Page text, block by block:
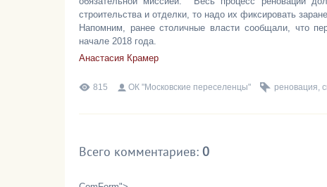
строительства и отделки, то надо их фиксировать
Напомним, ранее столичные власти сообщали, что
начале 2018 года.
Анастасия Крамер
815 ОК "Московские переселенцы" реновация,
Всего комментариев: 0